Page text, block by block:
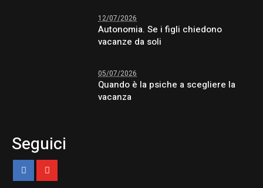
12/07/2026
Autonomia. Se i figli chiedono
vacanze da soli
05/07/2026
Quando è la psiche a scegliere la
vacanza
Seguici